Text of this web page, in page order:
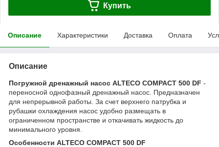
Купить
Описание Характеристики Доставка Оплата
Описание
Погружной дренажный насос ALTECO COMPACT 500 DF -
переносной однофазный дренажный насос. Предназначен
для непрерывной работы. За счет верхнего патрубка и
рубашки охлаждения насос удобно размещать в
ограниченном пространстве и откачивать жидкость до
минимального уровня.
Особенности ALTECO COMPACT 500 DF